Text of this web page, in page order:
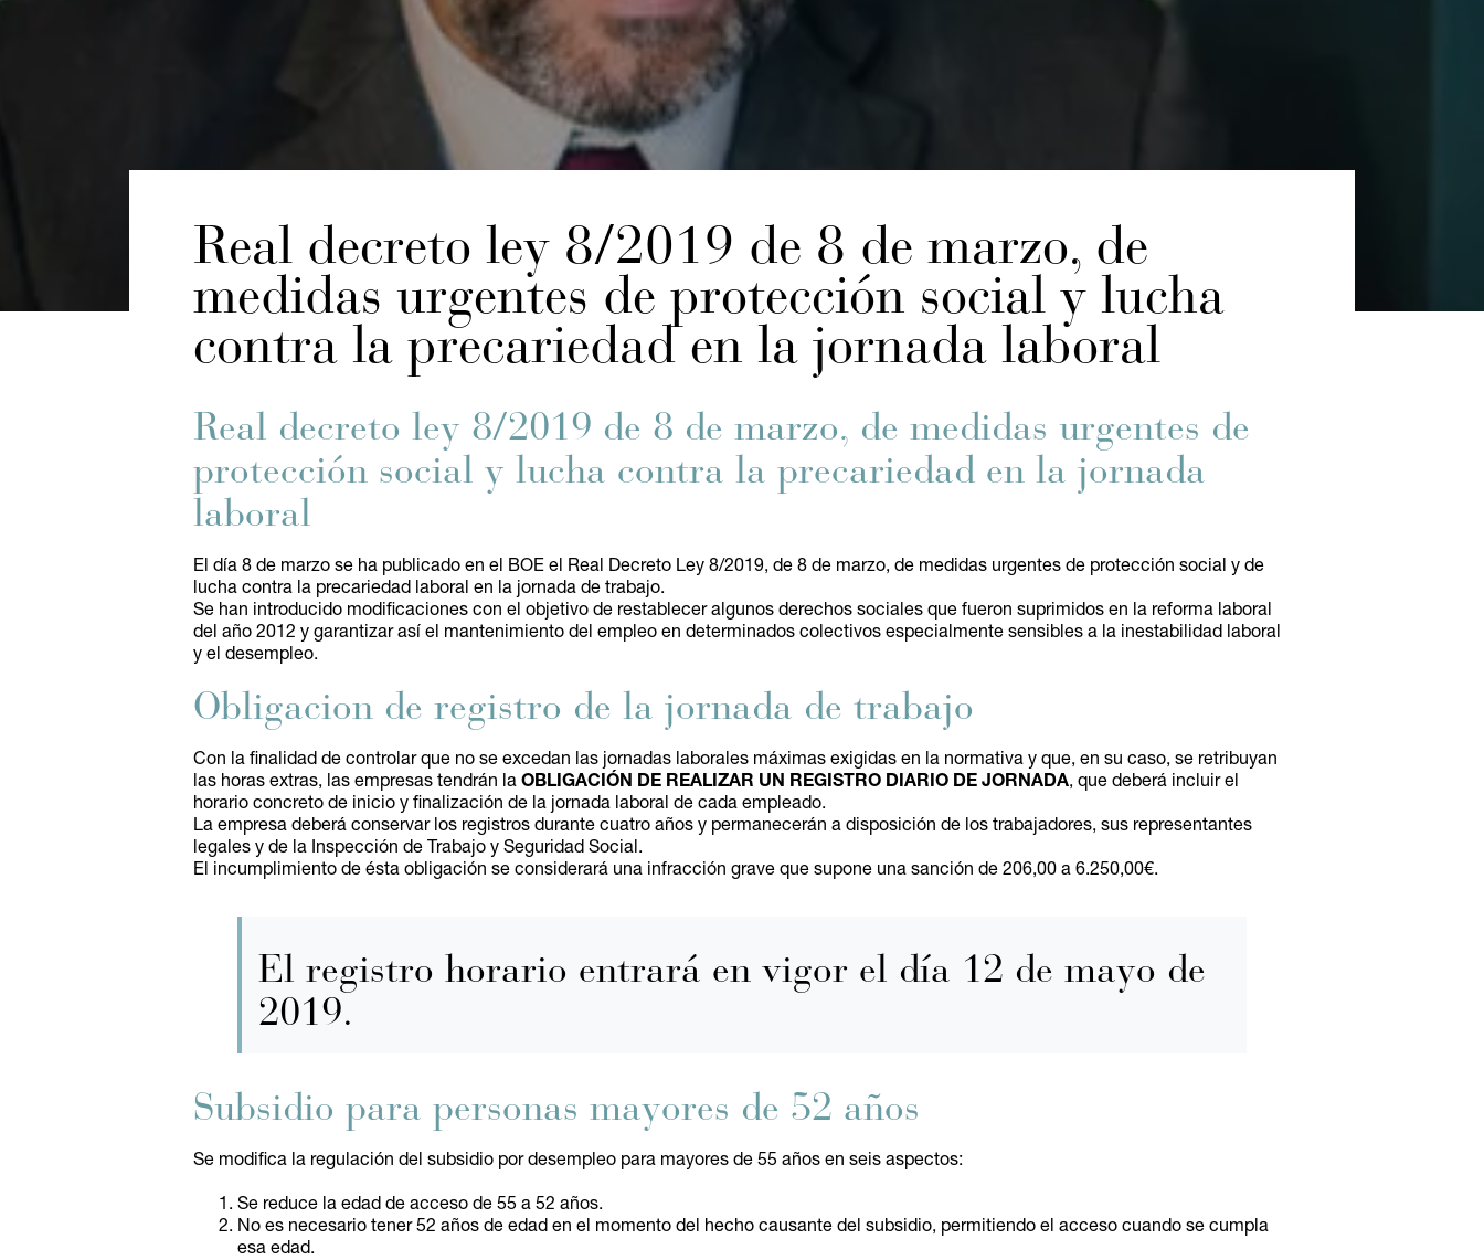
Real decreto ley 8/2019 de 8 de marzo, de
medidas urgentes de protección social y lucha
contra la precariedad en la jornada laboral
Real decreto ley 8/2019 de 8 de marzo, de medidas urgentes de
protección social y lucha contra la precariedad en la jornada
laboral
El día 8 de marzo se ha publicado en el BOE el Real Decreto Ley 8/2019, de 8 de marzo, de medidas urgentes de protección social y de
lucha contra la precariedad laboral en la jornada de trabajo.
Se han introducido modificaciones con el objetivo de restablecer algunos derechos sociales que fueron suprimidos en la reforma laboral
del año 2012 y garantizar así el mantenimiento del empleo en determinados colectivos especialmente sensibles a la inestabilidad laboral
y el desempleo.
Obligacion de registro de la jornada de trabajo
Con la finalidad de controlar que no se excedan las jornadas laborales máximas exigidas en la normativa y que, en su caso, se retribuyan
las horas extras, las empresas tendrán la OBLIGACIÓN DE REALIZAR UN REGISTRO DIARIO DE JORNADA, que deberá incluir el
horario concreto de inicio y finalización de la jornada laboral de cada empleado.
La empresa deberá conservar los registros durante cuatro años y permanecerán a disposición de los trabajadores, sus representantes
legales y de la Inspección de Trabajo y Seguridad Social.
El incumplimiento de ésta obligación se considerará una infracción grave que supone una sanción de 206,00 a 6.250,00€.
El registro horario entrará en vigor el día 12 de mayo de
2019.
Subsidio para personas mayores de 52 años
Se modifica la regulación del subsidio por desempleo para mayores de 55 años en seis aspectos:
Se reduce la edad de acceso de 55 a 52 años.
No es necesario tener 52 años de edad en el momento del hecho causante del subsidio, permitiendo el acceso cuando se cumpla
esa edad.